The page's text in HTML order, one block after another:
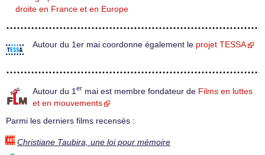
droite en France et en Europe
Autour du 1er mai coordonne également le projet TESSA
Autour du 1 er mai est membre fondateur de Films en luttes
et en mouvements
Parmi les derniers films recensés :
Christiane Taubira, une loi pour mémoire